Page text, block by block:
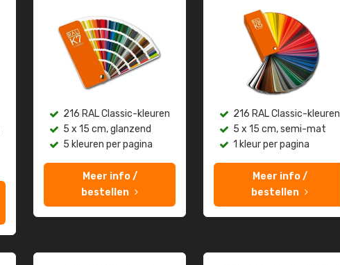
216 RAL Classic-kleuren
5 x 15 cm, glanzend
5 kleuren per pagina
Meer info /
bestellen
216 RAL Classic-kleuren
5 x 15 cm, semi-mat
1 kleur per pagina
Meer info /
bestellen